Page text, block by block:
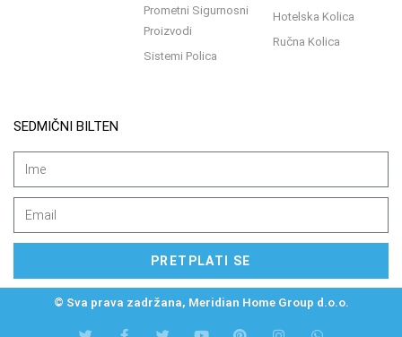
Prometni Sigurnosni
Proizvodi
Sistemi Polica
Hotelska Kolica
Ručna Kolica
SEDMIČNI BILTEN
PRETPLATI SE
© Sva prava zadržana, Meridian Home Group d.o.o.